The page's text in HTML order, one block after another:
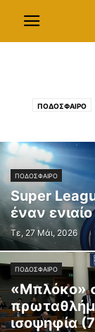
ΠΟΔΟΣΦΑΙΡΟ
ΠΟΔΟΣΦΑΙΡΟ
Super
έναν
Τε, 27 Μάι, 2026
ΠΟΔΟΣΦΑΙΡΟ
«Μπλόκο»
ισοψηφία